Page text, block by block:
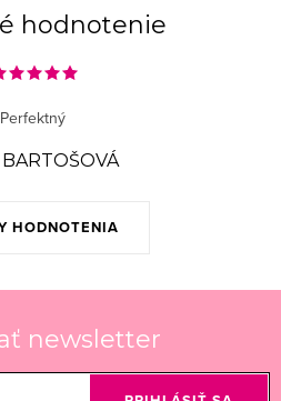
hodnotenie
HODNOTENIA
Perfektný
newsletter